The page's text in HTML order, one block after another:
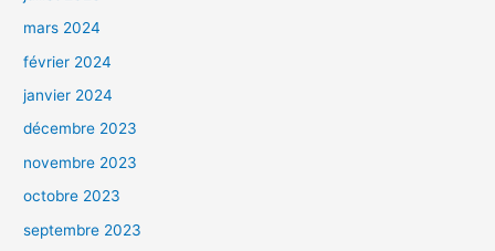
mars 2024
février 2024
janvier 2024
décembre 2023
novembre 2023
octobre 2023
septembre 2023